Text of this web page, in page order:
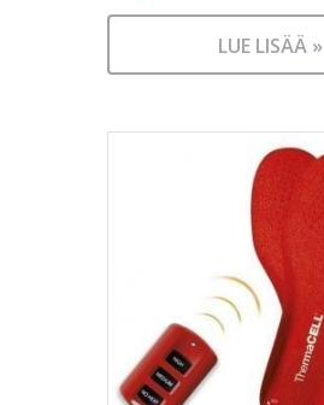
LUE LISÄÄ »